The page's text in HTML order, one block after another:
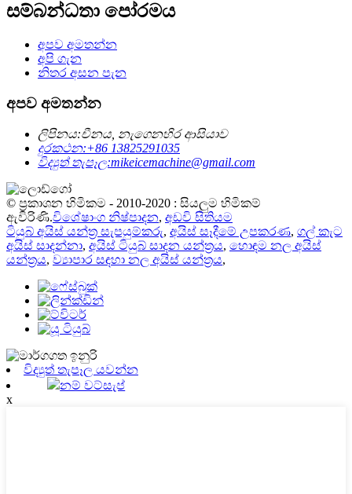
සම්බන්ධතා පෝරමය
අපව අමතන්න
අපි ගැන
නිතර අසන පැන
අපව අමතන්න
ලිපිනය:චීනය, නැගෙනහිර ආසියාව
දුරකථන:+86 13825291035
විද්‍යුත් තැපෑල:mikeicemachine@gmail.com
© ප්‍රකාශන හිමිකම - 2010-2020 : සියලුම හිමිකම්
ඇවිරිණි.විශේෂාංග නිෂ්පාදන, අඩවි සිතියම
ටියුබ් අයිස් යන්ත්‍ර සැපයුම්කරු, අයිස් සෑදීමේ උපකරණ, ගල් කැට
අයිස් සාදන්නා, අයිස් ටියුබ් සාදන යන්ත්‍රය, හොඳම නල අයිස්
යන්ත්‍රය, ව්‍යාපාර සඳහා නල අයිස් යන්ත්‍රය,
විද්‍යුත් තැපෑල යවන්න
නම් වට්සැප්
x